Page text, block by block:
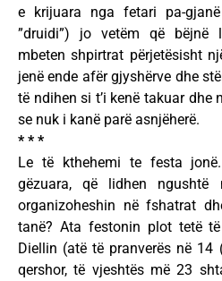
e krijuara nga fetari pa-
”druidi”) jo vetëm që bëjnë
mbeten shpirtrat përjetësisht
jenë ende afër gjyshërve dhe
të ndihen si t’i kenë takuar dhe
se nuk i kanë parë asnjëherë.
* * *
Le të kthehemi te festa
gëzuara, që lidhen ngushtë
organizoheshin në fshatrat
tanë? Ata festonin plot tetë
Diellin (atë të pranverës në 14
qershor, të vjeshtës më 23